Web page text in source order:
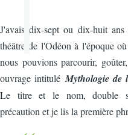
J'avais dix-sept ou dix-huit
théâtre de l'Odéon à l'époque
nous pouvions parcourir,
ouvrage intitulé Mythologie de
Le titre et le nom, double
précaution et je lis la première